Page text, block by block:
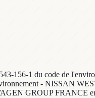
156-1 du code de
- NISSAN
GROUP FRANCE